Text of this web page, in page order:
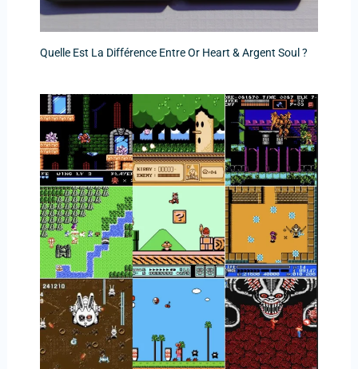
Quelle Est La Différence Entre Or Heart & Argent Soul ?